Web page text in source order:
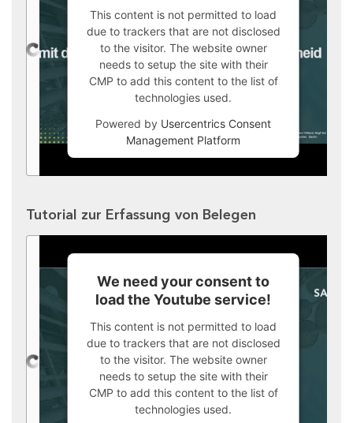
This content is not permitted to load
due to trackers that are not disclosed
to the visitor. The website owner
needs to setup the site with their
CMP to add this content to the list of
technologies used.
Powered by Usercentrics Consent
Management Platform
Tutorial zur Erfassung von Belegen
We need your consent to
load the Youtube service!
This content is not permitted to load
due to trackers that are not disclosed
to the visitor. The website owner
needs to setup the site with their
CMP to add this content to the list of
technologies used.